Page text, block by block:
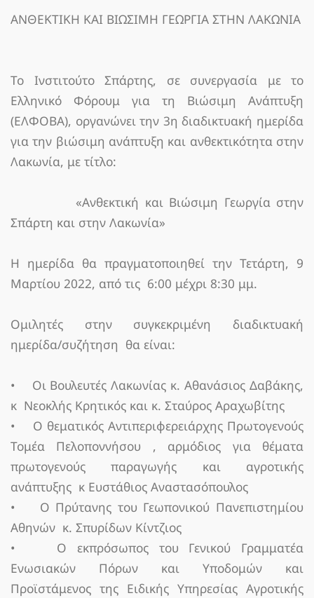
ΑΝΘΕΚΤΙΚΗ ΚΑΙ ΒΙΩΣΙΜΗ ΓΕΩΡΓΙΑ ΣΤΗΝ ΛΑΚΩΝΙΑ
Το Ινστιτούτο Σπάρτης, σε συνεργασία με το
Ελληνικό Φόρουμ για τη Βιώσιμη Ανάπτυξη
(ΕΛΦΟΒΑ), οργανώνει την 3η διαδικτυακή ημερίδα
για την βιώσιμη ανάπτυξη και ανθεκτικότητα στην
Λακωνία, με τίτλο:
«Ανθεκτική και Βιώσιμη Γεωργία στην
Σπάρτη και στην Λακωνία»
Η ημερίδα θα πραγματοποιηθεί την Τετάρτη, 9
Μαρτίου 2022, από τις 6:00 μέχρι 8:30 μμ.
Ομιλητές στην συγκεκριμένη διαδικτυακή
ημερίδα/συζήτηση θα είναι:
• Οι Βουλευτές Λακωνίας κ. Αθανάσιος Δαβάκης,
κ Νεοκλής Κρητικός και κ. Σταύρος Αραχωβίτης
• Ο θεματικός Αντιπεριφερειάρχης Πρωτογενούς
Τομέα Πελοποννήσου , αρμόδιος για θέματα
πρωτογενούς παραγωγής και αγροτικής
ανάπτυξης κ Ευστάθιος Αναστασόπουλος
• Ο Πρύτανης του Γεωπονικού Πανεπιστημίου
Αθηνών κ. Σπυρίδων Κίντζιος
• Ο εκπρόσωπος του Γενικού Γραμματέα
Ενωσιακών Πόρων και Υποδομών και
Προϊστάμενος της Ειδικής Υπηρεσίας Αγροτικής